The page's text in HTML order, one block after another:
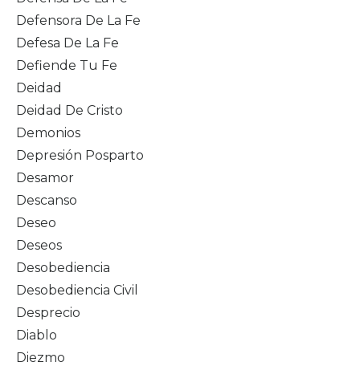
Defensora De La Fe
Defesa De La Fe
Defiende Tu Fe
Deidad
Deidad De Cristo
Demonios
Depresión Posparto
Desamor
Descanso
Deseo
Deseos
Desobediencia
Desobediencia Civil
Desprecio
Diablo
Diezmo